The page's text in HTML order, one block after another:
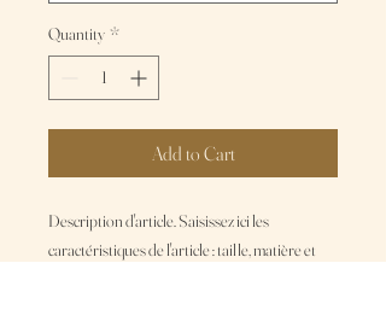
Quantity *
Add to Cart
Description d'article. Saisissez ici les
caractéristiques de l'article : taille, matière et